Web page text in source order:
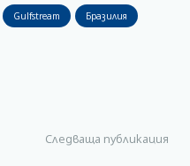
Gulfstream Бразилия
Следваща публикация